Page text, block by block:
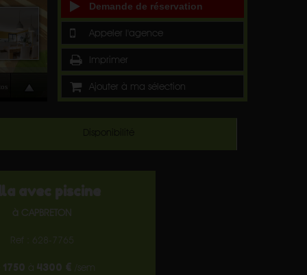
Demande de réservation
Appeler l'agence
Imprimer
Ajouter à ma sélection
avec piscine
à CAPBRETON
Ref : 628-7765
1750 à 4300 € /sem